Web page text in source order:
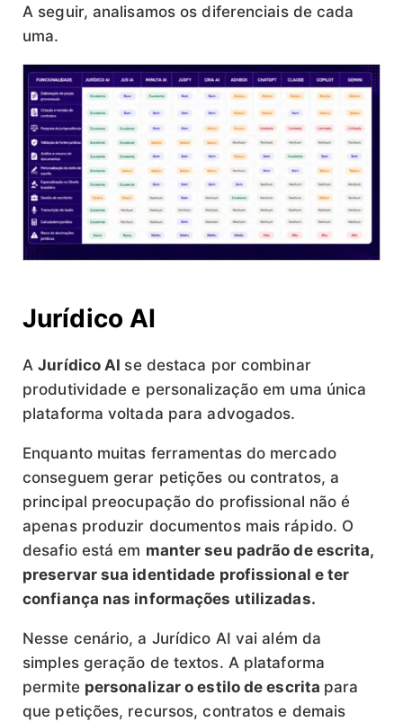
A seguir, analisamos os diferenciais de cada
uma.
Jurídico AI
AJurídico AI se destaca por combinar
produtividade e personalização em uma única
plataforma voltada para advogados.
Enquanto muitas ferramentas do mercado
conseguem gerar petições ou contratos, a
principal preocupação do profissional não é
apenas produzir documentos mais rápido. O
desafio está em manter seu padrão de escrita,
preservar sua identidade profissional e ter
confiança nas informações utilizadas.
Nesse cenário, a Jurídico AI vai além da
simples geração de textos. A plataforma
permite personalizar o estilo de escrita para
que petições, recursos, contratos e demais